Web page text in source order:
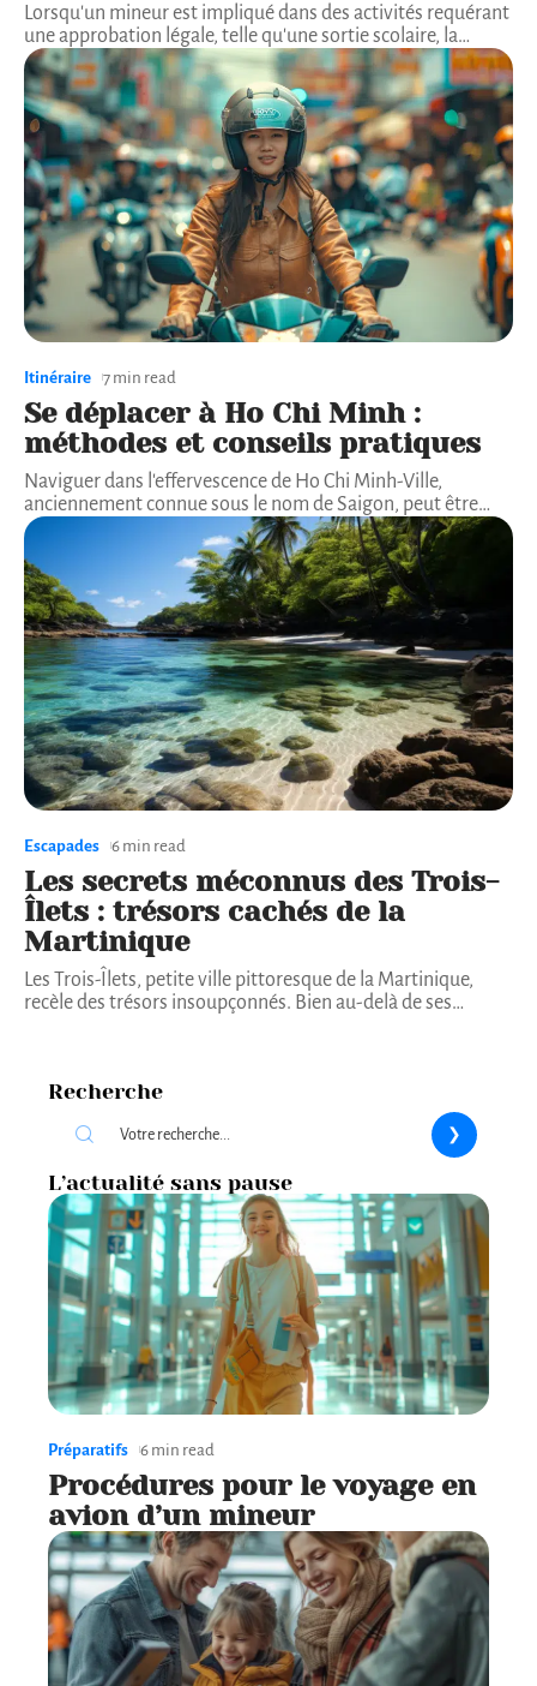
Lorsqu'un mineur est impliqué dans des activités requérant
une approbation légale, telle qu'une sortie scolaire, la…
Itinéraire 7 min read
Se déplacer à Ho Chi Minh :
méthodes et conseils pratiques
Naviguer dans l'effervescence de Ho Chi Minh-Ville,
anciennement connue sous le nom de Saigon, peut être…
Escapades 6 min read
Les secrets méconnus des Trois-
Îlets : trésors cachés de la
Martinique
Les Trois-Îlets, petite ville pittoresque de la Martinique,
recèle des trésors insoupçonnés. Bien au-delà de ses…
Recherche
L’actualité sans pause
Préparatifs 6 min read
Procédures pour le voyage en
avion d’un mineur